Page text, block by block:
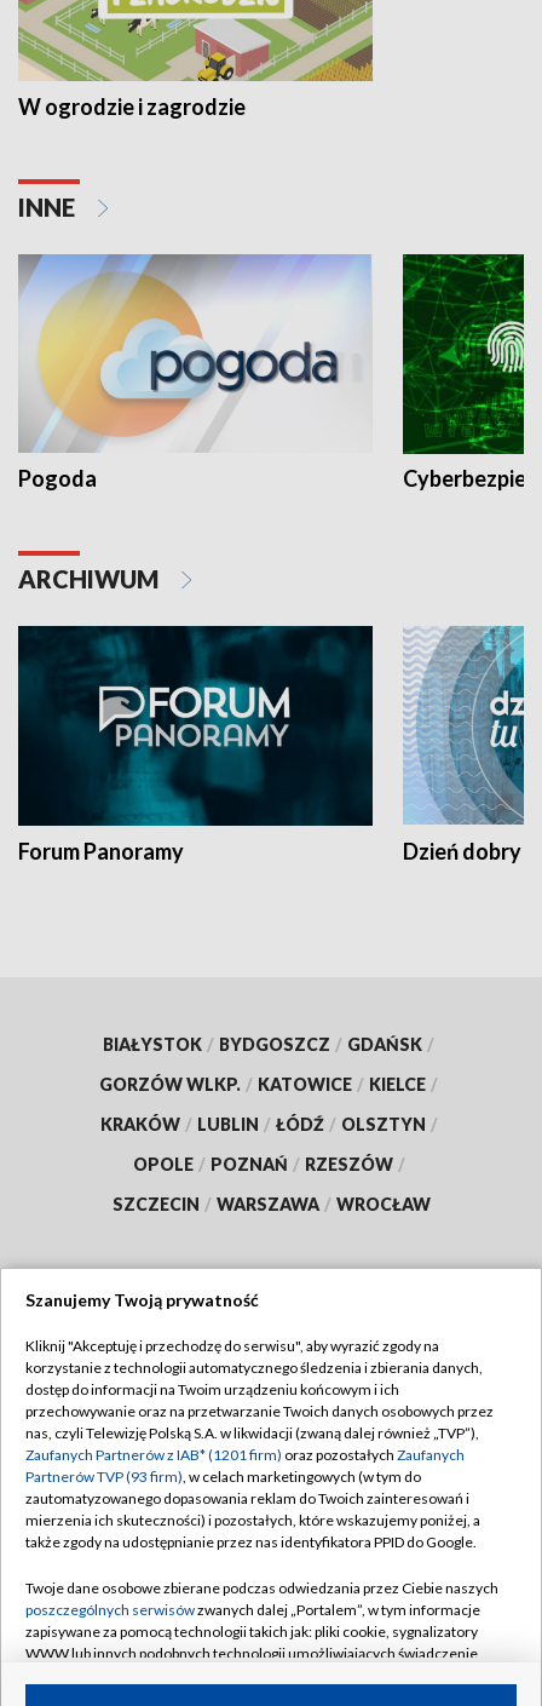
W ogrodzie i zagrodzie
INNE
Pogoda
ARCHIWUM
Forum Panoramy Dzień dobry
BIAŁYSTOK / BYDGOSZCZ / GDAŃSK /
GORZÓW WLKP. / KATOWICE / KIELCE /
KRAKÓW / LUBLIN / ŁÓDŹ / OLSZTYN /
OPOLE / POZNAŃ / RZESZÓW /
SZCZECIN / WARSZAWA / WROCŁAW
TVP
Abonament TVP
Emisja w TVP
Centrum informacji TVP
Naziemna Telewizja Cyfrowa
Rada Programowa
System NOS
Informacje o nadawcy
Regulamin TVP
Polityka prywatności
Moje zgody
Pomoc
Kontakt
Kanały
Szanujemy Twoją prywatność
Kliknij "Akceptuję i przechodzę do serwisu", aby wyrazić zgody na
korzystanie z technologii automatycznego śledzenia i zbierania danych,
dostęp do informacji na Twoim urządzeniu końcowym i ich
przechowywanie oraz na przetwarzanie Twoich danych osobowych przez
nas, czyli Telewizję Polską S.A. w likwidacji (zwaną dalej również „TVP”),
Zaufanych Partnerów z IAB* (1201 firm) oraz pozostałych Zaufanych
Partnerów TVP (93 firm), w celach marketingowych (w tym do
zautomatyzowanego dopasowania reklam do Twoich zainteresowań i
mierzenia ich skuteczności) i pozostałych, które wskazujemy poniżej, a
także zgody na udostępnianie przez nas identyfikatora PPID do Google.
Twoje dane osobowe zbierane podczas odwiedzania przez Ciebie naszych
poszczególnych serwisówzwanych dalej „Portalem”, w tym informacje
zapisywane za pomocą technologii takich jak: pliki cookie, sygnalizatory
WWW lub innych podobnych technologii umożliwiających świadczenie